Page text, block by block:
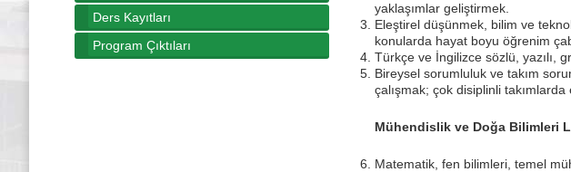
Ders Kayıtları
Program Çıktıları
yaklaşımlar geliştirmek.
Eleştirel düşünmek, bilim ve
konularda hayat boyu öğrenim
Türkçe ve İngilizce sözlü, yazılı,
Bireysel sorumluluk ve takım
çalışmak; çok disiplinli
Mühendislik ve Doğa Bilimleri
Matematik, fen bilimleri, temel